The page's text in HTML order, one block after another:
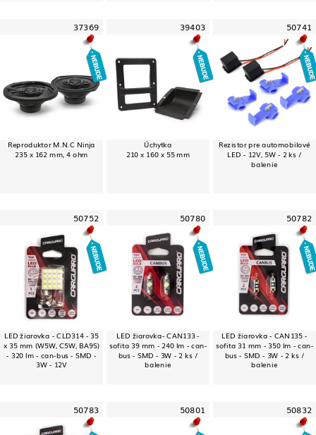
37369
Reproduktor M.N.C Ninja
235 x 162 mm, 4 ohm
39403
Úchytka
210 x 160 x 55 mm
50741
Rezistor pre automobilové
LED - 12V, 5W - 2 ks /
balenie
50752
LED žiarovka - CLD314 - 35
x 35 mm (W5W, C5W, BA9S)
- 320 lm - can-bus - SMD -
3W - 12V
50780
LED žiarovka- CAN133 -
sofita 39 mm - 240 lm - can-
bus - SMD - 3W - 2 ks /
balenie
50782
LED žiarovka - CAN135 -
sofita 31 mm - 350 lm - can-
bus - SMD - 3W - 2 ks /
balenie
50783 50801 50832